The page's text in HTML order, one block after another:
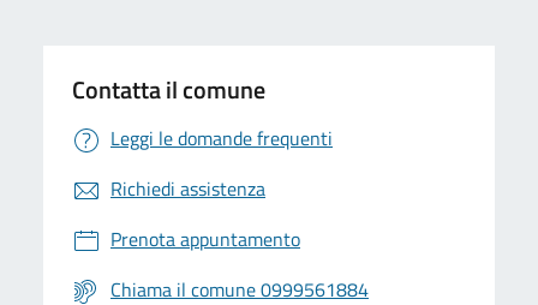
Contatta il comune
Leggi le domande frequenti
Richiedi assistenza
Prenota appuntamento
Chiama il comune 0999561884